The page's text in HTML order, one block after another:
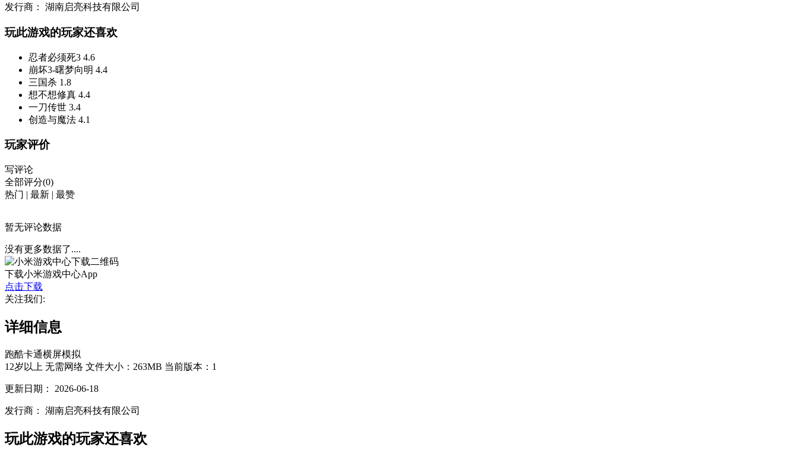
发行商： 湖南启亮科技有限公司
玩此游戏的玩家还喜欢
忍者必须死3 4.6
崩坏3-曙梦向明 4.4
三国杀 1.8
想不想修真 4.4
一刀传世 3.4
创造与魔法 4.1
玩家评价
写评论
全部评分(0)
热门 | 最新 | 最赞
暂无评论数据
没有更多数据了....
下载小米游戏中心App
点击下载
关注我们:
详细信息
跑酷卡通横屏模拟
12岁以上 无需网络 文件大小：263MB 当前版本：1
更新日期： 2026-06-18
发行商： 湖南启亮科技有限公司
玩此游戏的玩家还喜欢